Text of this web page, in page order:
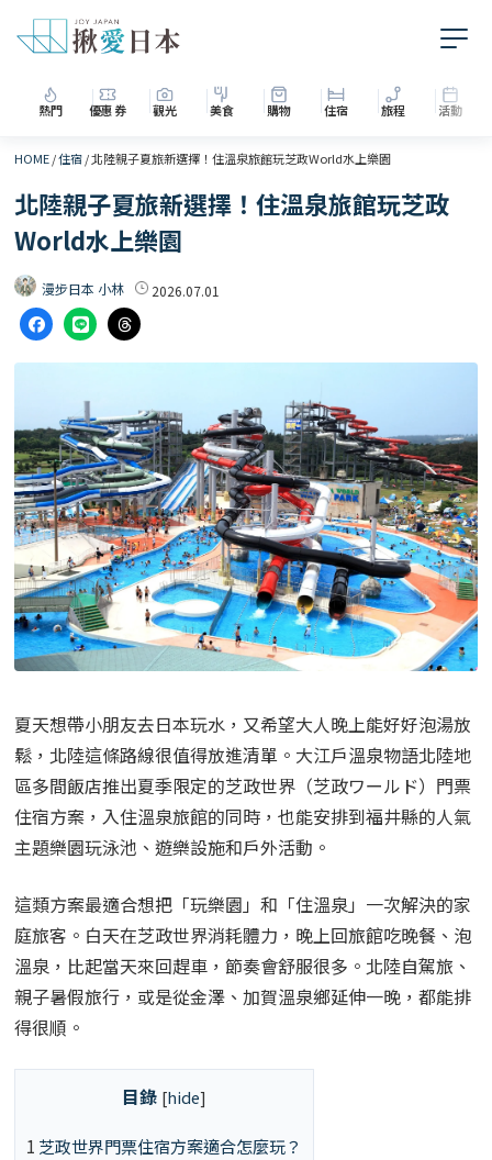
熱門 優惠券 觀光 美食 購物 住宿 旅程 活動
HOME/住宿/北陸親子夏旅新選擇！住溫泉旅館玩芝政World水上樂園
北陸親子夏旅新選擇！住溫泉旅館玩芝政
World水上樂園
漫步日本 小林 2026.07.01
夏天想帶小朋友去日本玩水，又希望大人晚上能好好泡湯放
鬆，北陸這條路線很值得放進清單。大江戶溫泉物語北陸地
區多間飯店推出夏季限定的芝政世界（芝政ワールド）門票
住宿方案，入住溫泉旅館的同時，也能安排到福井縣的人氣
主題樂園玩泳池、遊樂設施和戶外活動。
這類方案最適合想把「玩樂園」和「住溫泉」一次解決的家
庭旅客。白天在芝政世界消耗體力，晚上回旅館吃晚餐、泡
溫泉，比起當天來回趕車，節奏會舒服很多。北陸自駕旅、
親子暑假旅行，或是從金澤、加賀溫泉鄉延伸一晚，都能排
得很順。
目錄 [hide]
1 芝政世界門票住宿方案適合怎麼玩？